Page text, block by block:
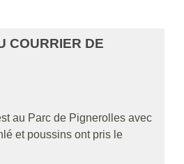
COURRIER DE
au Parc de Pignerolles avec
et poussins ont pris le